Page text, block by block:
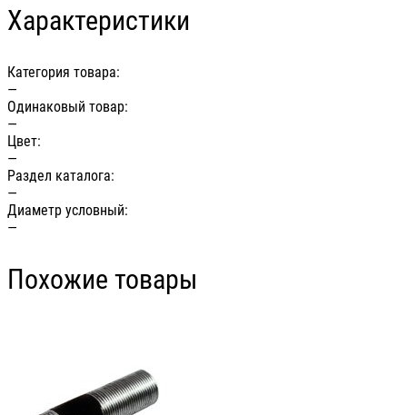
Характеристики
Категория товара:
—
Одинаковый товар:
—
Цвет:
—
Раздел каталога:
—
Диаметр условный:
—
Похожие товары